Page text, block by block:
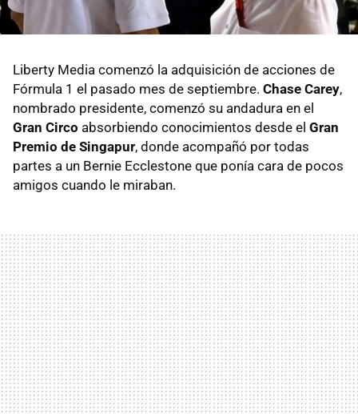
Liberty Media comenzó la adquisición de acciones de
Fórmula 1 el pasado mes de septiembre. Chase Carey,
nombrado presidente, comenzó su andadura en el
Gran Circo absorbiendo conocimientos desde el Gran
Premio de Singapur, donde acompañó por todas
partes a un Bernie Ecclestone que ponía cara de pocos
amigos cuando le miraban.